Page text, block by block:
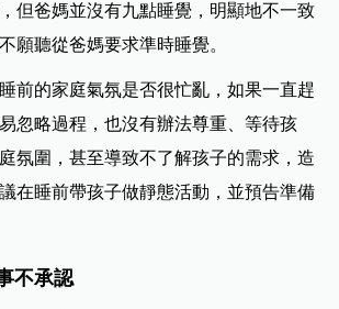
但爸媽並沒有九點睡覺，明顯地不一致
願聽從爸媽要求準時睡覺。
前的家庭氣氛是否很忙亂，如果一直趕
忽略過程，也沒有辦法尊重、等待孩
氛圍，甚至導致不了解孩子的需求，造
在睡前帶孩子做靜態活動，並預告準備
不承認